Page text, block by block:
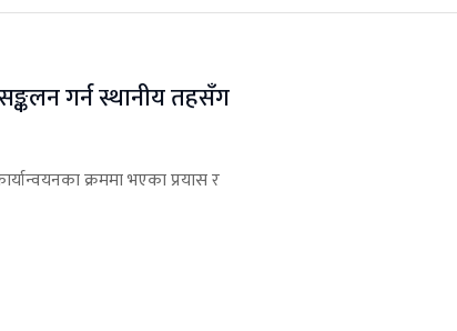
गर्न स्थानीय तहसँग
क्रममा भएका प्रयास र